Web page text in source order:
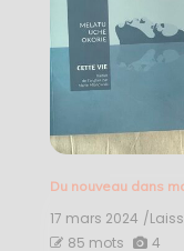
Du nouveau dans
17 mars 2024 /
85 mots 4